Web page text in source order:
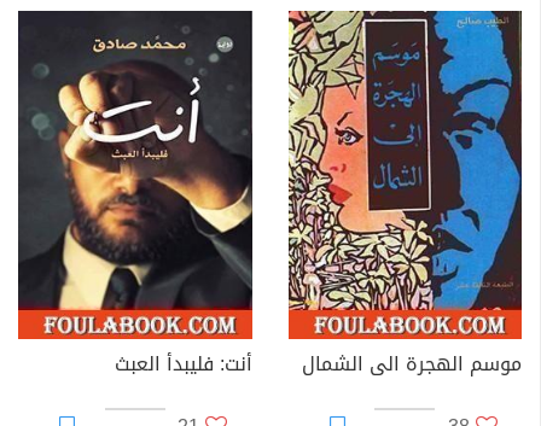
موسم الهجرة الى الشمال
أنت: فليبدأ العبث